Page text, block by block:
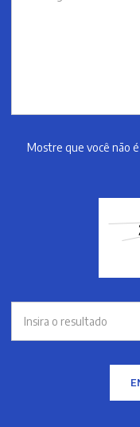
Mostre que você não